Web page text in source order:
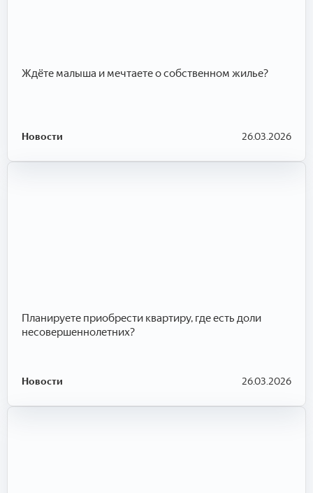
Ждёте малыша и мечтаете о собственном жилье?
Новости 26.03.2026
Планируете приобрести квартиру, где есть доли
несовершеннолетних?
Новости 26.03.2026